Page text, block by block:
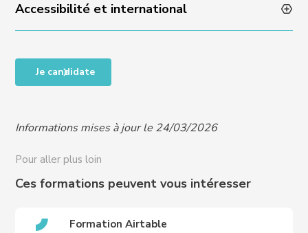
Taux de satisfaction en fin de formation : NA
Taux de progression individuelle : NA
Accessibilité et international
Accessibilité des personnes en situation de handicap,
RQTH, ou difficultés particulières, nous contacter
handicap@crews-education.com
Accessibilité des publics internationaux, nous
contacter :
international@crews-education.com
Je candidate
Informations mises à jour le 24/03/2026
Pour aller plus loin
Ces formations peuvent vous intéresser
Formation Airtable